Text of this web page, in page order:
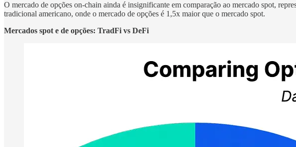
O mercado de opções on-chain ainda é insignificante em comparação ao mercado spot,
tradicional americano, onde o mercado de opções é 1,5x maior que o mercado spot.
Mercados spot e de opções: TradFi vs DeFi